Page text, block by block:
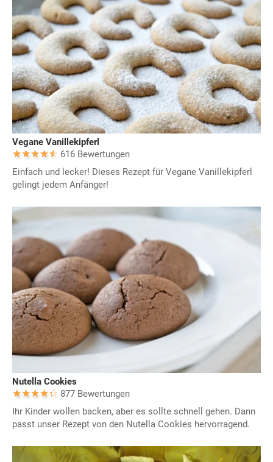
Vegane Vanillekipferl
616 Bewertungen
Einfach und lecker! Dieses Rezept für Vegane Vanillekipferl
gelingt jedem Anfänger!
Nutella Cookies
877 Bewertungen
Ihr Kinder wollen backen, aber es sollte schnell gehen. Dann
passt unser Rezept von den Nutella Cookies hervorragend.